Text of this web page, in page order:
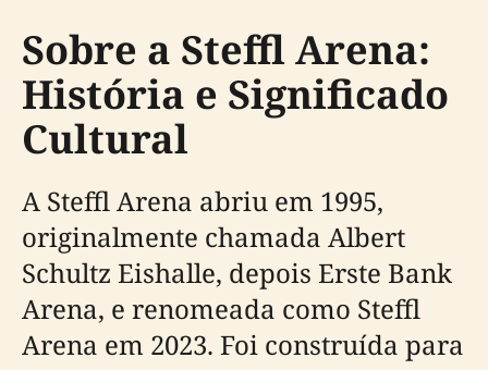
Sobre a Steffl Arena:
História e Significado
Cultural
A Steffl Arena abriu em 1995,
originalmente chamada Albert
Schultz Eishalle, depois Erste Bank
Arena, e renomeada como Steffl
Arena em 2023. Foi construída para